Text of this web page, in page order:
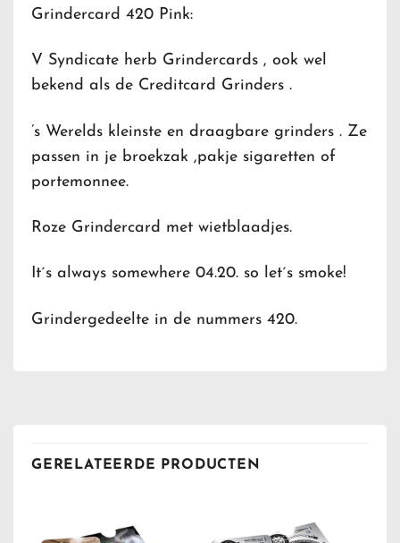
Grindercard 420 Pink:
V Syndicate herb Grindercards , ook wel
bekend als de Creditcard Grinders .
’s Werelds kleinste en draagbare grinders . Ze
passen in je broekzak ,pakje sigaretten of
portemonnee.
Roze Grindercard met wietblaadjes.
It´s always somewhere 04.20. so let´s smoke!
Grindergedeelte in de nummers 420.
GERELATEERDE PRODUCTEN